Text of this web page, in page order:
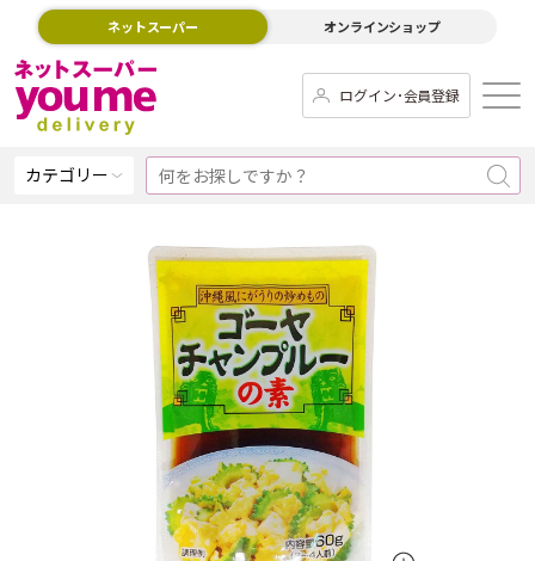
ネットスーパー オンラインショップ
ログイン･会員登録
カテゴリー